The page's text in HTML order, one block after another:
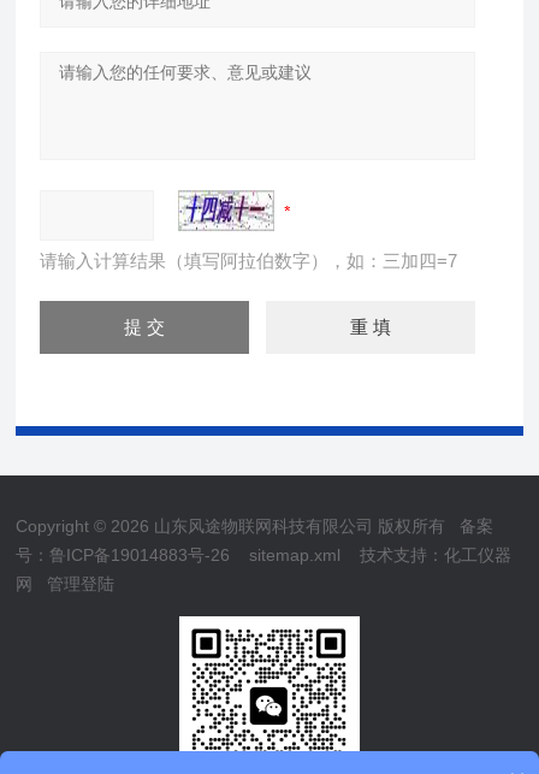
请输入计算结果（填写阿拉伯数字），如：三加四=7
Copyright © 2026 山东风途物联网科技有限公司 版权所有 备案
号：鲁ICP备19014883号-26
sitemap.xml 技术支持：化工仪器
网
管理登陆